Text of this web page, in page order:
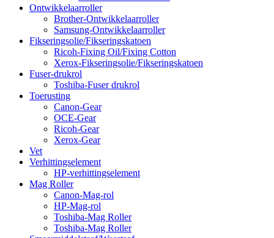
Ontwikkelaarroller
Brother-Ontwikkelaarroller
Samsung-Ontwikkelaarroller
Fikseringsolie/Fikseringskatoen
Ricoh-Fixing Oil/Fixing Cotton
Xerox-Fikseringsolie/Fikseringskatoen
Fuser-drukrol
Toshiba-Fuser drukrol
Toerusting
Canon-Gear
OCE-Gear
Ricoh-Gear
Xerox-Gear
Vet
Verhittingselement
HP-verhittingselement
Mag Roller
Canon-Mag-rol
HP-Mag-rol
Toshiba-Mag Roller
Toshiba-Mag Roller